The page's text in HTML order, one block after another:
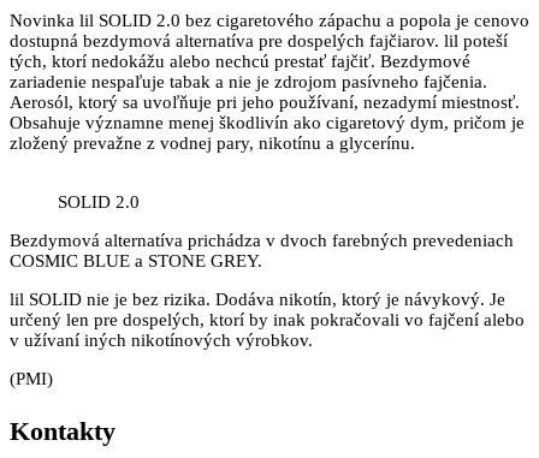
Novinka lil SOLID 2.0 bez cigaretového zápachu a popola je cenovo
dostupná bezdymová alternatíva pre dospelých fajčiarov. lil poteší
tých, ktorí nedokážu alebo nechcú prestať fajčiť. Bezdymové
zariadenie nespaľuje tabak a nie je zdrojom pasívneho fajčenia.
Aerosól, ktorý sa uvoľňuje pri jeho používaní, nezadymí miestnosť.
Obsahuje významne menej škodlivín ako cigaretový dym, pričom je
zložený prevažne z vodnej pary, nikotínu a glycerínu.
SOLID 2.0
Bezdymová alternatíva prichádza v dvoch farebných prevedeniach
COSMIC BLUE a STONE GREY.
lil SOLID nie je bez rizika. Dodáva nikotín, ktorý je návykový. Je
určený len pre dospelých, ktorí by inak pokračovali vo fajčení alebo
v užívaní iných nikotínových výrobkov.
(PMI)
Kontakty